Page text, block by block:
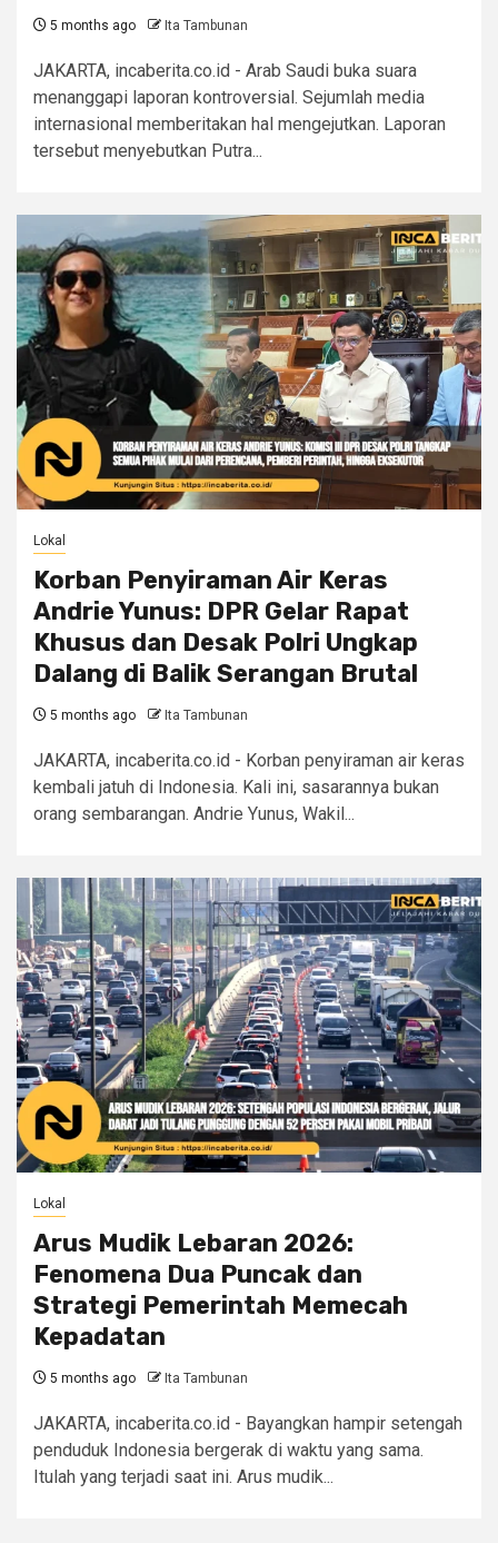
5 months ago Ita Tambunan
JAKARTA, incaberita.co.id - Arab Saudi buka suara
menanggapi laporan kontroversial. Sejumlah media
internasional memberitakan hal mengejutkan. Laporan
tersebut menyebutkan Putra...
Lokal
Korban Penyiraman Air Keras
Andrie Yunus: DPR Gelar Rapat
Khusus dan Desak Polri Ungkap
Dalang di Balik Serangan Brutal
5 months ago Ita Tambunan
JAKARTA, incaberita.co.id - Korban penyiraman air keras
kembali jatuh di Indonesia. Kali ini, sasarannya bukan
orang sembarangan. Andrie Yunus, Wakil...
Lokal
Arus Mudik Lebaran 2026:
Fenomena Dua Puncak dan
Strategi Pemerintah Memecah
Kepadatan
5 months ago Ita Tambunan
JAKARTA, incaberita.co.id - Bayangkan hampir setengah
penduduk Indonesia bergerak di waktu yang sama.
Itulah yang terjadi saat ini. Arus mudik...